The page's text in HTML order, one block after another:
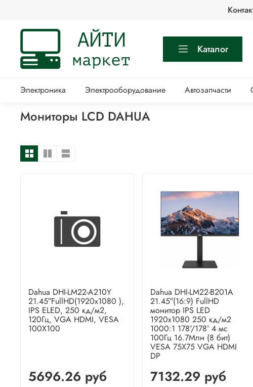
Каталог
Электроника Электрооборудование Автозапчасти
Мониторы LCD DAHUA
Dahua DHI-LM22-A210Y
21.45″FullHD(1920x1080 ),
IPS ELED, 250 кд/м2,
120Гц, VGA HDMI, VESA
100X100
5696.26 руб
Dahua DHI-LM22-B201A
21.45″(16:9) FullHD
монитор IPS LED
1920x1080 250 кд/м2
1000:1 178°/178° 4 мс
100Гц 16.7Млн (8 бит)
VESA 75X75 VGA HDMI
DP
7132.29 руб